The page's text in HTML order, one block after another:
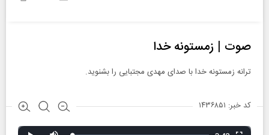
صوت | زمستونه خدا
ترانه زمستونه خدا با صدای مهدی مجتبایی را بشنوید.
کد خبر: ۱۴۳۶۸۵۱